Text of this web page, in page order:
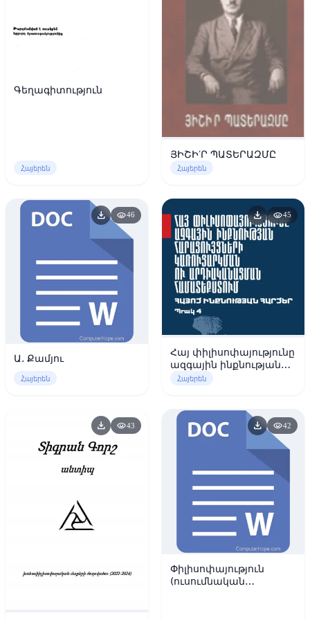
Գեղագիտություն
Հայերեն
ՅԻՇԻ′Ր ՊԱՏԵՐԱԶՄԸ
Հայերեն
download visibility46
Ա. Քամյու
Հայերեն
download visibility45
Հայ փիլիսոփայությունը
ազգային ինքնության
հարացույցների
համատեքստում
Հայերեն
download visibility43 download visibility42
Փիլիսոփայություն
(ուսումնական